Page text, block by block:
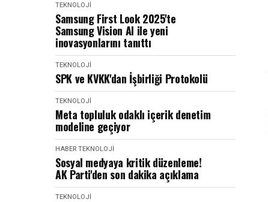
TEKNOLOJI
Samsung First Look 2025'te
Samsung Vision AI ile yeni
inovasyonlarını tanıttı
TEKNOLOJI
SPK ve KVKK'dan İşbirliği Protokolü
TEKNOLOJI
Meta topluluk odaklı içerik denetim
modeline geçiyor
HABER TEKNOLOJI
Sosyal medyaya kritik düzenleme!
AK Parti'den son dakika açıklama
TEKNOLOJI